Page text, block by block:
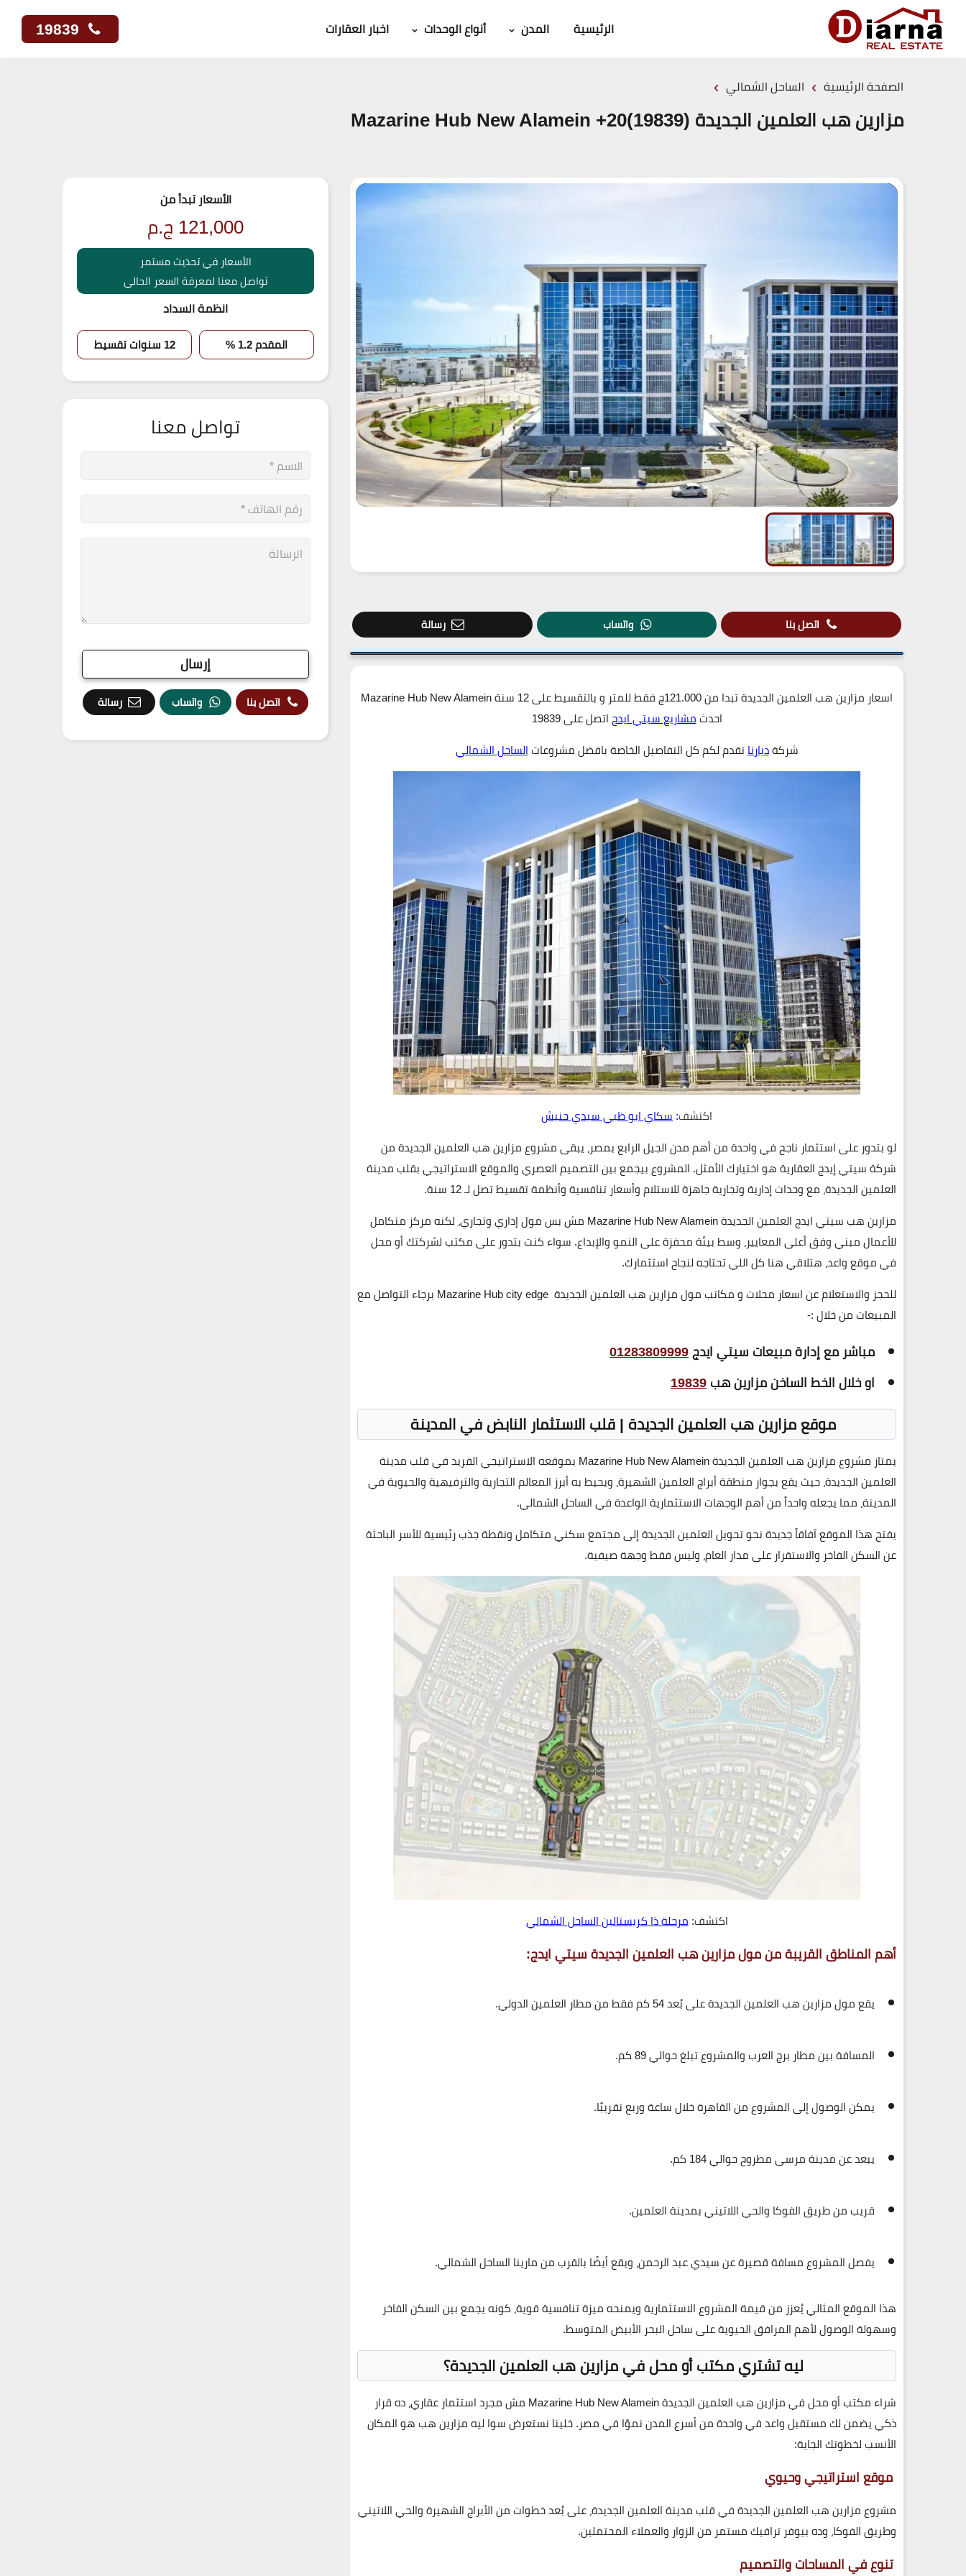
الرئيسية المدن أنواع الوحدات اخبار العقارات
الصفحة الرئيسية › الساحل الشمالي ›
مزارين هب العلمين الجديدة (19839)20+ Mazarine Hub New Alamein
اتصل بنا واتساب رسالة
اسعار مزارين هب العلمين الجديدة تبدا من 121.000ج فقط للمتر و بالتقسيط على 12 سنة Mazarine Hub New Alamein
احدثمشاريع سيتي ايدجاتصل على 19839
شركةديارناتقدم لكم كل التفاصيل الخاصة بافضل مشروعاتالساحل الشمالي
اكتشف:سكاي ابو ظبي سيدي حنيش
لو بتدور على استثمار ناجح في واحدة من أهم مدن الجيل الرابع بمصر، يبقى مشروع مزارين هب العلمين الجديدة من
شركة سيتي إيدج العقارية هو اختيارك الأمثل. المشروع بيجمع بين التصميم العصري والموقع الاستراتيجي بقلب مدينة
العلمين الجديدة، مع وحدات إدارية وتجارية جاهزة للاستلام وأسعار تنافسية وأنظمة تقسيط تصللـ 12 سنة.
مزارين هب سيتي ايدج العلمين الجديدة
Mazarine Hub New Alamein مش بس مول إداري وتجاري، لكنه مركز متكامل
للأعمال مبني وفق أعلى المعايير، وسط بيئة محفزة على النمو والإبداع. سواء كنت بتدور على مكتب لشركتك أو محل
في موقع واعد، هتلاقي هنا كل اللي تحتاجه لنجاح استثمارك.
للحجز والاستعلام عن اسعار محلات و مكاتب مول مزارين هب العلمين الجديدة Mazarine Hub city edge
برجاء التواصل مع
المبيعات من خلال :-
مباشر مع إدارة مبيعات سيتي ايدج01283809999
او خلال الخط الساخن مزارين هب19839
موقع مزارين هب العلمين الجديدة | قلب الاستثمار النابض في المدينة
يمتاز مشروعمزارين هب العلمين الجديدةMazarine Hub New Alamein بموقعه الاستراتيجي الفريد في قلب مدينة
العلمين الجديدة، حيث يقع بجوار منطقة أبراج العلمين الشهيرة، ويحيط به أبرز المعالم التجارية والترفيهية والحيوية في
المدينة، مما يجعله واحداً من أهم الوجهات الاستثمارية الواعدة في الساحل الشمالي.
يفتح هذا الموقع آفاقاً جديدة نحو تحويل العلمين الجديدة إلى مجتمع سكني متكامل ونقطة جذب رئيسية للأسر الباحثة
عن السكن الفاخر والاستقرار على مدار العام، وليس فقط وجهة صيفية.
اكتشف:مرحلة ذا كريستالين الساحل الشمالي
أهم المناطق القريبة من مول مزارين هب العلمين الجديدة سيتي ايدج:
يقع مولمزارين هب العلمين الجديدةعلى بُعد54 كم فقط من مطار العلمين الدولي .
المسافة بينمطار برج العربوالمشروع تبلغ حوالي89 كم .
يمكن الوصول إلى المشروع منالقاهرة خلال ساعة وربع تقريبًا.
يبعد عنمدينة مرسى مطروح حوالي 184 كم .
قريب منطريق الفوكا والحي اللاتينيبمدينة العلمين.
يفصل المشروعمسافة قصيرة عن سيدي عبد الرحمن، ويقع أيضًا بالقرب منمارينا الساحل الشمالي.
هذا الموقع المثالي يُعزز من قيمة المشروع الاستثمارية ويمنحه ميزة تنافسية قوية، كونه يجمع بين السكن الفاخر
وسهولة الوصول لأهم المرافق الحيوية على ساحل البحر الأبيض المتوسط.
ليه تشتري مكتب أو محل في مزارين هب العلمين الجديدة؟
شراء مكتب أو محل فيمزارين هب العلمين الجديدةMazarine Hub New Alamein مش مجرد استثمار عقاري، ده قرار
ذكي يضمن لك مستقبل واعد في واحدة من أسرع المدن نموًا في مصر. خلينا نستعرض سوا ليه مزارين هب هو المكان
الأنسب لخطوتك الجاية:
موقع استراتيجي وحيوي
مشروعمزارين هب العلمين الجديدةفي قلب مدينة العلمين الجديدة، على بُعد خطوات من الأبراج الشهيرة والحي اللاتيني
وطريق الفوكا، وده بيوفر ترافيك مستمر من الزوار والعملاء المحتملين.
تنوع في المساحات والتصميم
الأسعار تبدأ من
121,000 ج.م
الأسعار في تحديث مستمر
تواصل معنا لمعرفة السعر الحالي
انظمة السداد
المقدم 1.2 % 12 سنوات تقسيط
تواصل معنا
اتصل بنا واتساب رسالة